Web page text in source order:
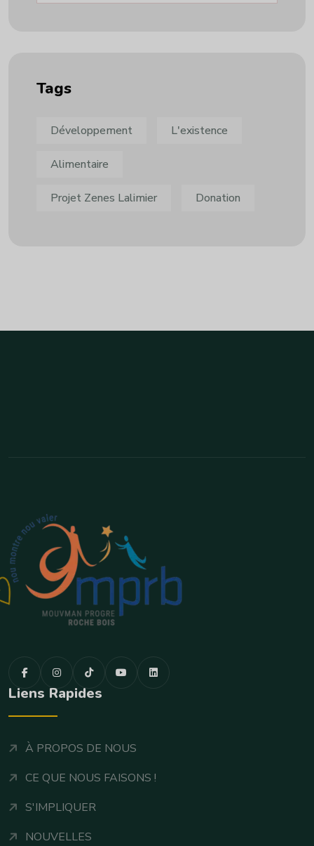
Tags
Développement L'existence
Alimentaire
Projet Zenes Lalimier Donation
Liens Rapides
À PROPOS DE NOUS
CE QUE NOUS FAISONS !
S'IMPLIQUER
NOUVELLES